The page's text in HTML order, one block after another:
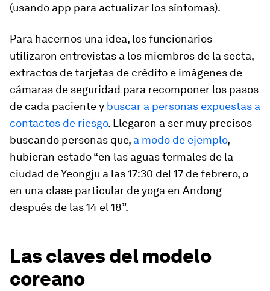
(usando app para actualizar los síntomas).
Para hacernos una idea, los funcionarios
utilizaron entrevistas a los miembros de la secta,
extractos de tarjetas de crédito e imágenes de
cámaras de seguridad para recomponer los pasos
de cada paciente y buscar a personas expuestas a
contactos de riesgo. Llegaron a ser muy precisos
buscando personas que, a modo de ejemplo,
hubieran estado “en las aguas termales de la
ciudad de Yeongju a las 17:30 del 17 de febrero, o
en una clase particular de yoga en Andong
después de las 14 el 18”.
Las claves del modelo
coreano